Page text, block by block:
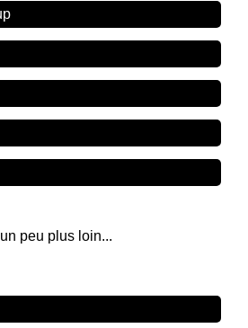
peu plus loin...